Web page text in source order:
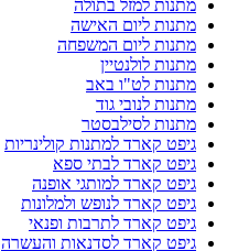
מתנות למזל בתולה
מתנות ליום האישה
מתנות ליום המשפחה
מתנות לולנטיין
מתנות לט"ו באב
מתנות לנובי גוד
מתנות לסילבסטר
גיפט קארד למתנות קולינריות
גיפט קארד לבתי ספא
גיפט קארד למותגי אופנה
גיפט קארד לנופש ולמלונות
גיפט קארד לתרבות ופנאי
גיפט קארד לסדנאות והעשרה